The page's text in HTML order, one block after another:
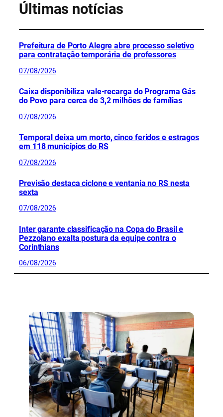
Últimas notícias
Prefeitura de Porto Alegre abre processo seletivo
para contratação temporária de professores
07/08/2026
Caixa disponibiliza vale-recarga do Programa Gás
do Povo para cerca de 3,2 milhões de famílias
07/08/2026
Temporal deixa um morto, cinco feridos e estragos
em 118 municípios do RS
07/08/2026
Previsão destaca ciclone e ventania no RS nesta
sexta
07/08/2026
Inter garante classificação na Copa do Brasil e
Pezzolano exalta postura da equipe contra o
Corinthians
06/08/2026